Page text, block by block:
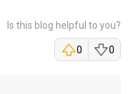
Is this blog helpful to you?
0 0